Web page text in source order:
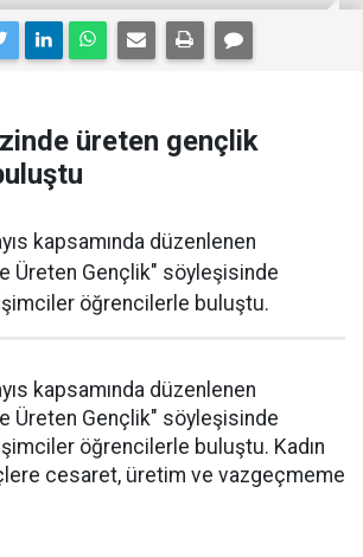
üreten gençlik
kapsamında düzenlenen
Üreten Gençlik" söyleşisinde
öğrencilerle buluştu.
kapsamında düzenlenen
Üreten Gençlik" söyleşisinde
öğrencilerle buluştu. Kadın
cesaret, üretim ve vazgeçmeme